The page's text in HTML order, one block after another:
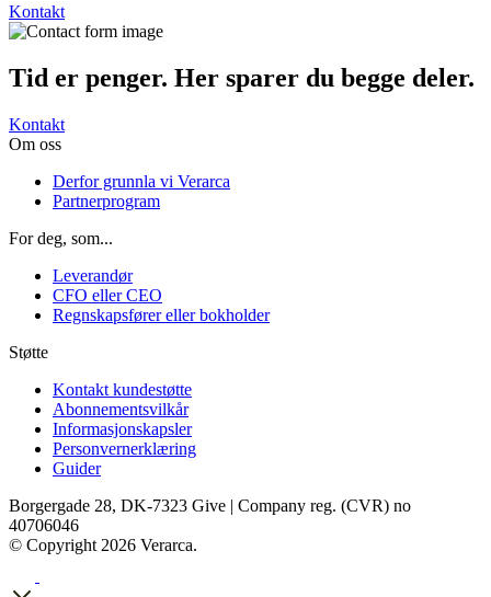
Kontakt
Tid er penger. Her sparer du begge deler.
Kontakt
Om oss
Derfor grunnla vi Verarca
Partnerprogram
For deg, som...
Leverandør
CFO eller CEO
Regnskapsfører eller bokholder
Støtte
Kontakt kundestøtte
Abonnementsvilkår
Informasjonskapsler
Personvernerklæring
Guider
Borgergade 28, DK-7323 Give | Company reg. (CVR) no
40706046
© Copyright 2026 Verarca.